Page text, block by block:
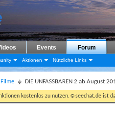
Events Forum
Aktionen Nützliche Links
Filme DIE UNFASSBAREN 2 ab August
kostenlos zu nutzen.☺seechat.de ist